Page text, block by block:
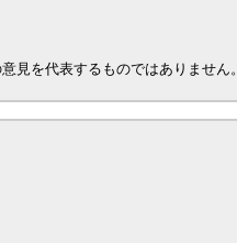
見を代表するものではありません。